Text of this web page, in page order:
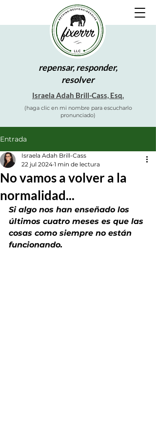
repensar, responder,
resolver
Israela Adah Brill-Cass, Esq.
(haga clic en mi nombre para escucharlo
pronunciado)
Entrada
No vamos a volver a la
normalidad...
Israela Adah Brill-Cass
22 jul 2024 1 min de lectura
Si algo nos han enseñado los
últimos cuatro meses es que las
cosas como siempre no están
funcionando.